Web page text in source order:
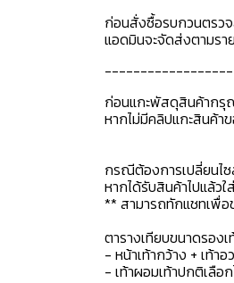
ก่อนสั่งซื้อรบกวนตรว
แอดมินจะจัดส่งตามรา
ก่อนแกะพัสดุสินค้ากรุ
หากไม่มีคลิปแกะสินค้า
กรณีต้องการเปลี่ยนไ
หากได้รับสินค้าไปแล้ว
** สามารถทักแชทเพื่อ
ตารางเทียบขนาดรอง
- หน้าเท้ากว้าง + เท้า
- เท้าผอมเท้าปกติเลือ